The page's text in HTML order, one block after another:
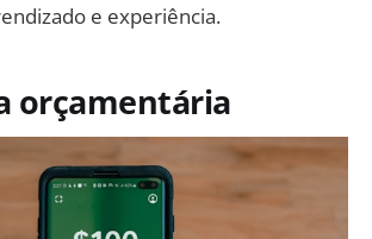
e experiência.
orçamentária